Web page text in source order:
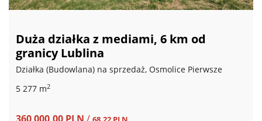
Duża działka z mediami, 6 km od
granicy Lublina
Działka (Budowlana) na sprzedaż, Osmolice Pierwsze
5 277 m2